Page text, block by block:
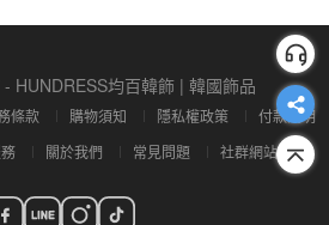
HUNDRESS均百韓飾 | 韓國飾品
條款 購物須知 隱私權政策
付款說明
關於我們 常見問題 社群網站